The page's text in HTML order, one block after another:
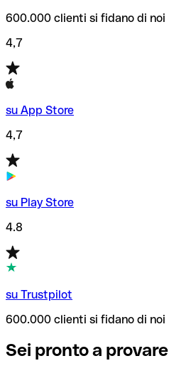
600.000 clienti si fidano di noi
4,7
su App Store
4,7
su Play Store
4.8
su Trustpilot
600.000 clienti si fidano di noi
Sei pronto a